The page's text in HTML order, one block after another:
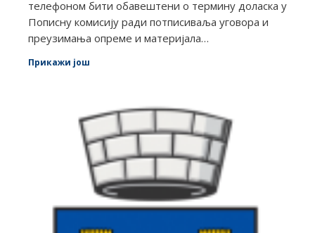
телефоном бити обавештени о термину доласка у
Пописну комисију ради потписиваља уговора и
преузимања опреме и материјала…
Прикажи још